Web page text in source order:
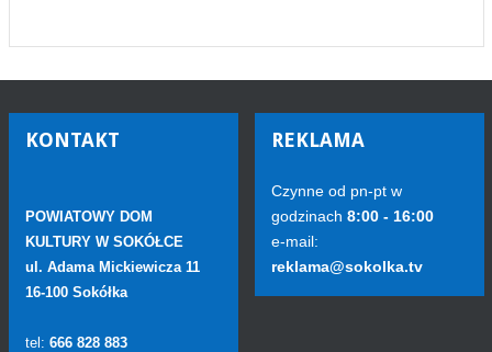
KONTAKT
POWIATOWY DOM
KULTURY W SOKÓŁCE
ul. Adama Mickiewicza 11
16-100 Sokółka
tel: 666 828 883
REKLAMA
Czynne od pn-pt w
godzinach 8:00 - 16:00
e-mail:
reklama@sokolka.tv